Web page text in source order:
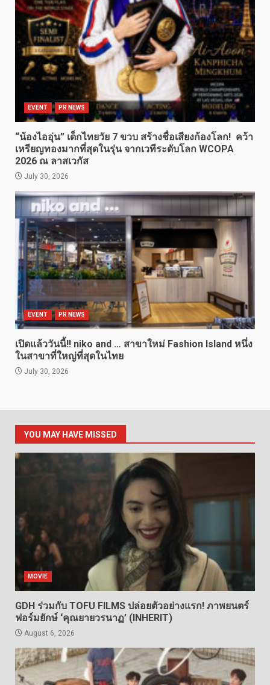
EVENT PR NEWS
“น้องไออุ่น” เด็กไทยวัย 7 ขวบ สร้างชื่อเสียงก้องโลก! คว้า
เหรียญทองมากที่สุดในรุ่น จากเวทีระดับโลก WCOPA
2026 ณ ลาสเวกัส
July 30, 2026
EVENT PR NEWS
เปิดแล้ววันนี้!! niko and … สาขาใหม่ Fashion Island หนึ่ง
ในสาขาที่ใหญ่ที่สุดในไทย
July 30, 2026
YOU MAY HAVE MISSED
MOVIE
GDH ร่วมกับ TOFU FILMS ปล่อยตัวอย่างแรก! ภาพยนตร์
ฟอร์มยักษ์ ‘คุณยายวรนาฏ’ (INHERIT)
August 6, 2026